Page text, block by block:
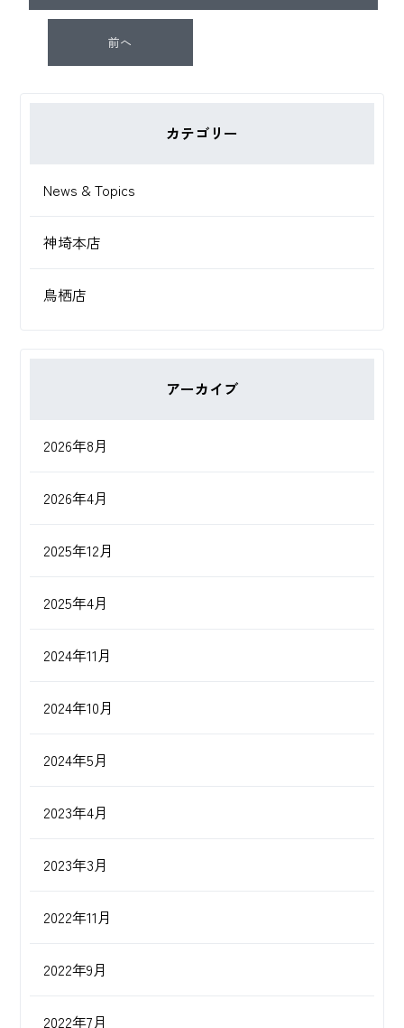
前へ
カテゴリー
News & Topics
神埼本店
鳥栖店
アーカイブ
2026年8月
2026年4月
2025年12月
2025年4月
2024年11月
2024年10月
2024年5月
2023年4月
2023年3月
2022年11月
2022年9月
2022年7月